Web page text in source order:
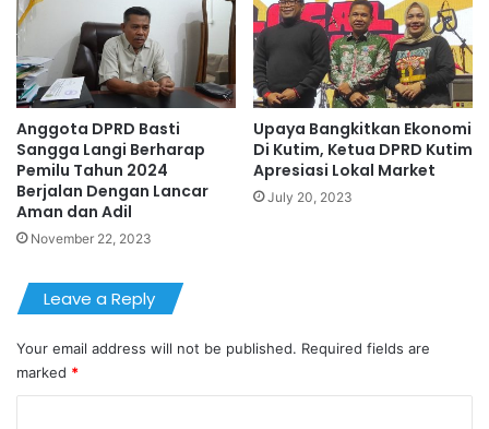
Anggota DPRD Basti
Sangga Langi Berharap
Pemilu Tahun 2024
Berjalan Dengan Lancar
Aman dan Adil
November 22, 2023
Upaya Bangkitkan Ekonomi
Di Kutim, Ketua DPRD Kutim
Apresiasi Lokal Market
July 20, 2023
Leave a Reply
Your email address will not be published. Required fields are
marked *